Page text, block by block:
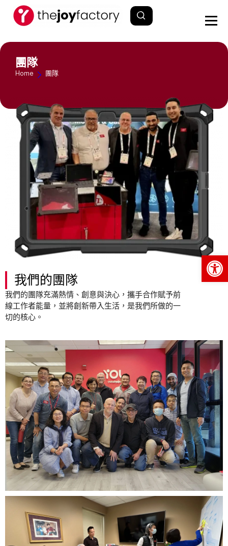
團隊
Home 團隊
我們的團隊
我們的團隊充滿熱情、創意與決心，攜手合作賦予前
線工作者能量，並將創新帶入生活，是我們所做的一
切的核心。